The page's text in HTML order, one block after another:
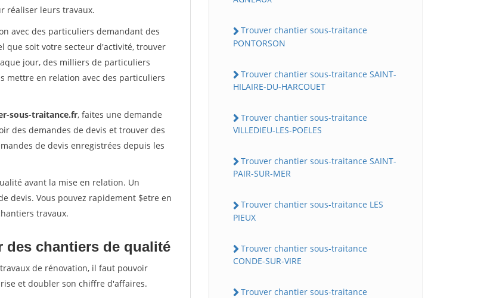
réaliser leurs travaux.
avec des particuliers demandant des
que soit votre secteur d'activité, trouver
jour, des milliers de particuliers
mettre en relation avec des particuliers
sous-traitance.fr, faites une demande
des demandes de devis et trouver des
de devis enregistrées depuis les
avant la mise en relation. Un
devis. Vous pouvez rapidement $etre en
travaux.
des chantiers de qualité
de rénovation, il faut pouvoir
et doubler son chiffre d'affaires.
Trouver chantier sous-traitance
PONTORSON
Trouver chantier sous-traitance SAINT-
HILAIRE-DU-HARCOUET
Trouver chantier sous-traitance
VILLEDIEU-LES-POELES
Trouver chantier sous-traitance SAINT-
PAIR-SUR-MER
Trouver chantier sous-traitance LES
PIEUX
Trouver chantier sous-traitance
CONDE-SUR-VIRE
Trouver chantier sous-traitance